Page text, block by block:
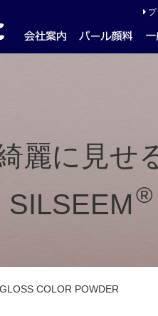
麗に見せ
SILSEEM®
COLOR POWDER